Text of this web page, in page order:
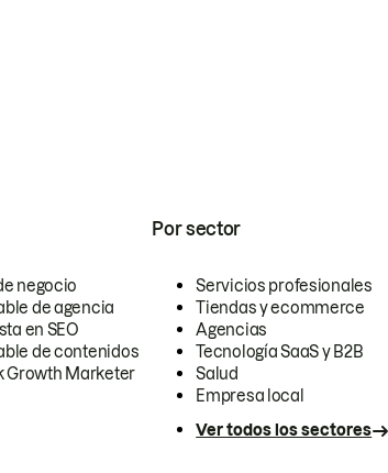
negocio
de agencia
en SEO
de contenidos
Growth Marketer
Por sector
Servicios profesionales
Tiendas y ecommerce
Agencias
Tecnología SaaS y B2B
Salud
Empresa local
Ver todos los sectores